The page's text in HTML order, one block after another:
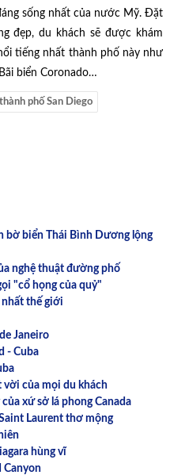
sống nhất của nước Mỹ. Đặt
đẹp, du khách sẽ được khám
tiếng nhất thành phố này như
biển Coronado…
thành phố San Diego
bờ biển Thái Bình Dương lộng
nghệ thuật đường phố
"cổ họng của quỷ"
nhất thế giới
Janeiro
- Cuba
vời của mọi du khách
xứ sở lá phong Canada
Laurent thơ mộng
hùng vĩ
Canyon